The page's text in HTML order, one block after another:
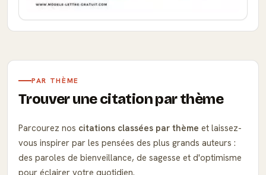
PAR THÈME
Trouver une citation par thème
Parcourez nos citations classées par thème et laissez-
vous inspirer par les pensées des plus grands auteurs :
des paroles de bienveillance, de sagesse et d'optimisme
pour éclairer votre quotidien.